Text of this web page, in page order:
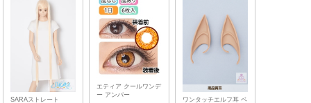
SARAストレート
エティア クールワンデ
ー アンバー
ワンタッチエルフ耳 ベ